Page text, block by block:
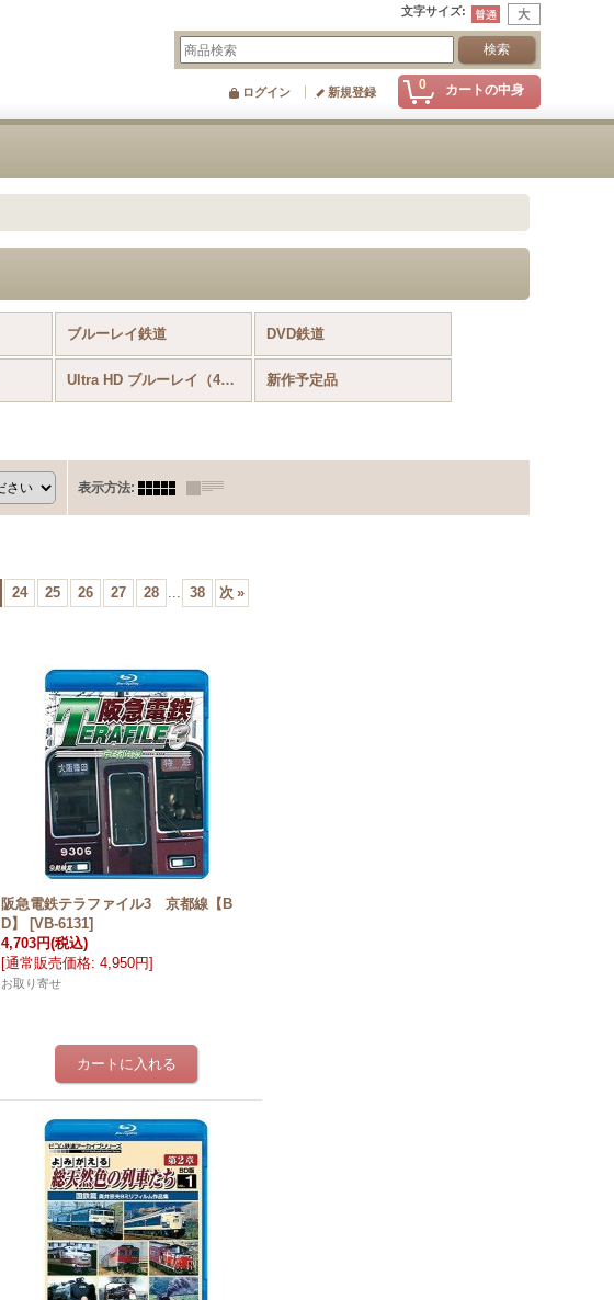
文字サイズ:
0 カートの中身
ログイン 新規登録
ブルーレイ鉄道 DVD鉄道
Ultra HD ブルーレイ（4K）風景・景色ほか 新作予定品
表示方法:
24 25 26 27 28 ... 38 次 »
阪急電鉄テラファイル3 京都線【B
D】
[VB-6131]
4,703円(税込)
[通常販売価格: 4,950円]
お取り寄せ